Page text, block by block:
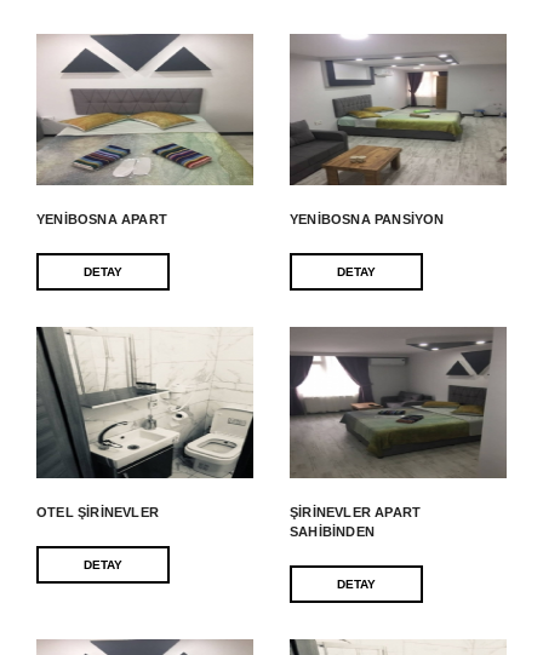
YENIBOSNA APART
DETAY
YENIBOSNA PANSIYON
DETAY
OTEL ŞIRINEVLER
DETAY
ŞIRINEVLER APART
SAHIBINDEN
DETAY